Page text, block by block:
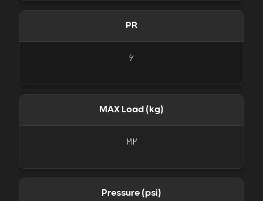
PR
6
MAX Load (kg)
212
Pressure (psi)